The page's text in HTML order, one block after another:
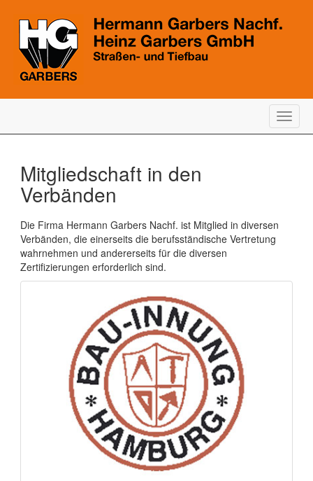
Mitgliedschaft in den
Verbänden
Die Firma Hermann Garbers Nachf. ist Mitglied in diversen
Verbänden, die einerseits die berufsständische Vertretung
wahrnehmen und andererseits für die diversen
Zertifizierungen erforderlich sind.